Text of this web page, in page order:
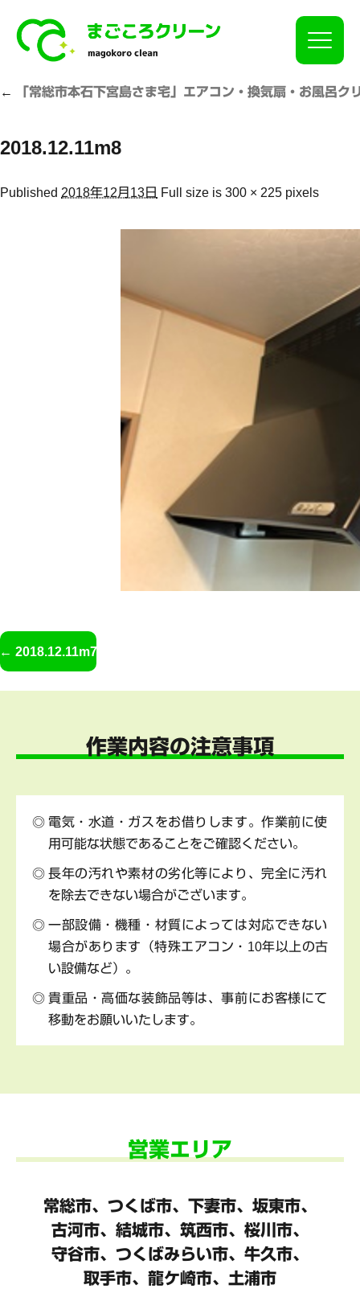
Click
← 「常総市本石下宮島さま宅」エアコン・換気扇・お風呂ク
2018.12.11m8
Published 2018年12月13日 Full size is 300 × 225 pixels
2018.12.11m7
作業内容の注意事項
電気・水道・ガスをお借りします。作業前に使
用可能な状態であることをご確認ください。
長年の汚れや素材の劣化等により、完全に汚れ
を除去できない場合がございます。
一部設備・機種・材質によっては対応できない
場合があります（特殊エアコン・10年以上の古
い設備など）。
貴重品・高価な装飾品等は、事前にお客様にて
移動をお願いいたします。
営業エリア
常総市、つくば市、下妻市、坂東市、
古河市、結城市、筑西市、桜川市、
守谷市、 つくばみらい市、牛久市、
取手市、龍ケ崎市、土浦市